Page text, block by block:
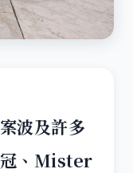
波及許多
冠、Mister